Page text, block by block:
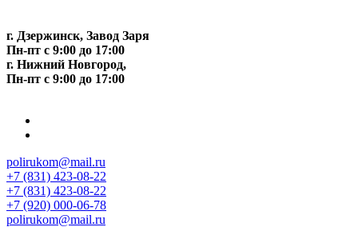
г. Дзержинск, Завод Заря
Пн-пт c 9:00 до 17:00
г. Нижний Новгород,
Пн-пт c 9:00 до 17:00
polirukom@mail.ru
+7 (831) 423-08-22
+7 (831) 423-08-22
+7 (920) 000-06-78
polirukom@mail.ru